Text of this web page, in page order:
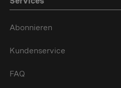
Abonnieren
Kundenservice
FAQ